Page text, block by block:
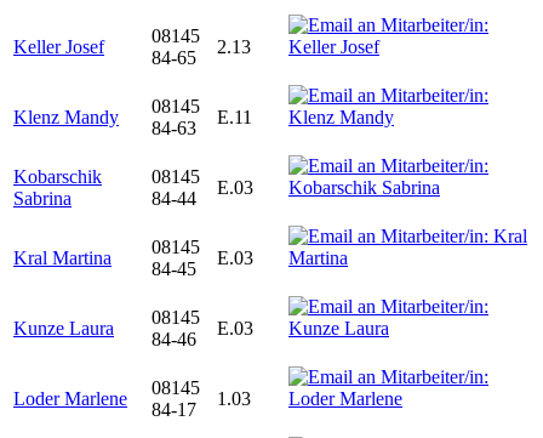
Keller Josef
08145
84-65
2.13
Klenz Mandy
08145
84-63
E.11
Kobarschik
Sabrina
08145
84-44
E.03
Kral Martina
08145
84-45
E.03
Kunze Laura
08145
84-46
E.03
Loder Marlene
08145
84-17
1.03